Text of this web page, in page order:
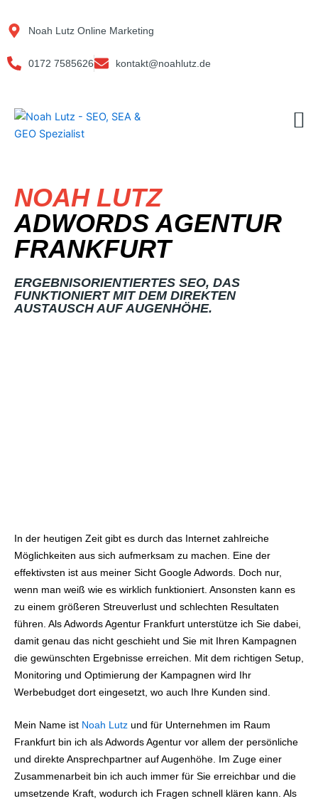
Inhalt
springen
Noah Lutz Online Marketing
0172 7585626 kontakt@noahlutz.de
NOAH LUTZ
ADWORDS AGENTUR
FRANKFURT
ERGEBNISORIENTIERTES SEO, DAS
FUNKTIONIERT MIT DEM DIREKTEN
AUSTAUSCH AUF AUGENHÖHE.
In der heutigen Zeit gibt es durch das Internet zahlreiche
Möglichkeiten aus sich aufmerksam zu machen. Eine der
effektivsten ist aus meiner Sicht Google Adwords. Doch nur,
wenn man weiß wie es wirklich funktioniert. Ansonsten kann es
zu einem größeren Streuverlust und schlechten Resultaten
führen. Als Adwords Agentur Frankfurt unterstütze ich Sie dabei,
damit genau das nicht geschieht und Sie mit Ihren Kampagnen
die gewünschten Ergebnisse erreichen. Mit dem richtigen Setup,
Monitoring und Optimierung der Kampagnen wird Ihr
Werbebudget dort eingesetzt, wo auch Ihre Kunden sind.
Mein Name ist Noah Lutz und für Unternehmen im Raum
Frankfurt bin ich als Adwords Agentur vor allem der persönliche
und direkte Ansprechpartner auf Augenhöhe. Im Zuge einer
Zusammenarbeit bin ich auch immer für Sie erreichbar und die
umsetzende Kraft, wodurch ich Fragen schnell klären kann. Als